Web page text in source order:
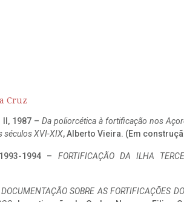
Cruz
II, 1987 – Da poliorcética à fortificação nos
séculos XVI-XIX, Alberto Vieira. (Em
1994 – FORTIFICAÇÃO DA ILHA
DOCUMENTAÇÃO SOBRE AS FORTIFICAÇÕES